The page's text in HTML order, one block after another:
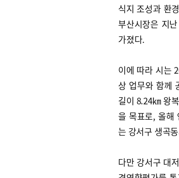
식지 조성과 환
부산시장은 지
가졌다.
이에 따라 시는
상 업무와 함께
길이 8.24㎞ 왕
을 목표로, 올해
는 강서구 생곡
다만 강서구 대